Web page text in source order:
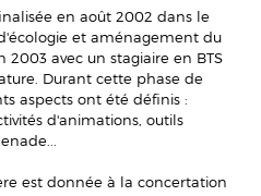
en août 2002 dans le
et aménagement du
2003 avec un stagiaire en BTS
Durant cette phase de
aspects ont été définis :
d'animations, outils
est donnée à la concertation